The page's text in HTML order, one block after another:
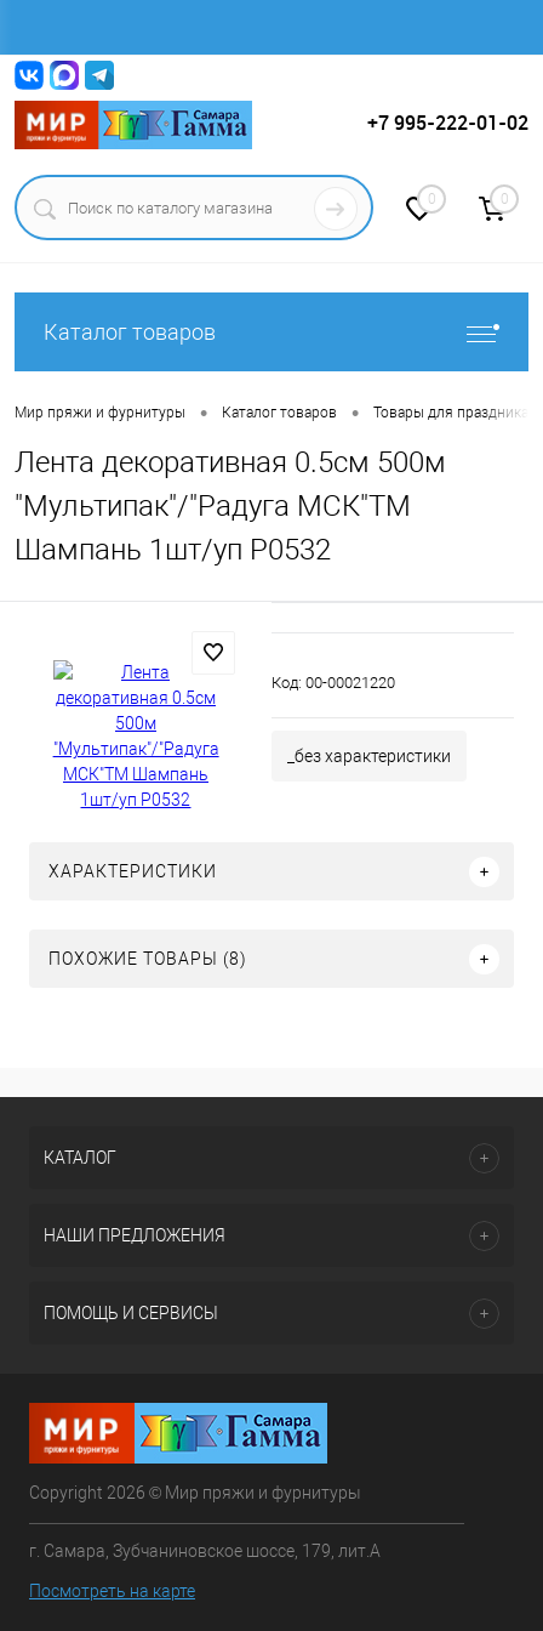
+7 995-222-01-02
0 0
Каталог товаров
Мир пряжи и фурнитуры • Каталог товаров • Товары для праздника.
Лента декоративная 0.5см 500м
"Мультипак"/"Радуга МСК"ТМ
Шампань 1шт/уп P0532
Код: 00-00021220
_без характеристики
ХАРАКТЕРИСТИКИ
ПОХОЖИЕ ТОВАРЫ (8)
КАТАЛОГ
НАШИ ПРЕДЛОЖЕНИЯ
ПОМОЩЬ И СЕРВИСЫ
Copyright 2026 © Мир пряжи и фурнитуры
г. Самара, Зубчаниновское шоссе, 179, лит.А
Посмотреть на карте